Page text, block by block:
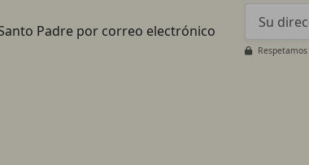
Padre por correo electrónico